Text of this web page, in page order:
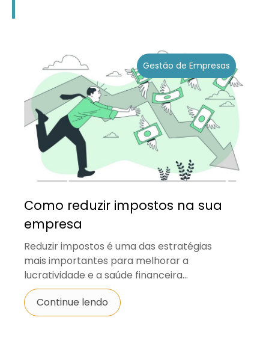
Gestão de Empresas
Como reduzir impostos na sua
empresa
Reduzir impostos é uma das estratégias
mais importantes para melhorar a
lucratividade e a saúde financeira...
Continue lendo